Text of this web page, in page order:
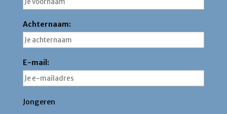
Achternaam:
E-mail:
Jongeren